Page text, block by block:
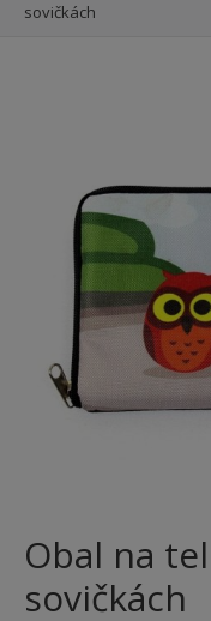
sovičkách
Obal na
sovičkách